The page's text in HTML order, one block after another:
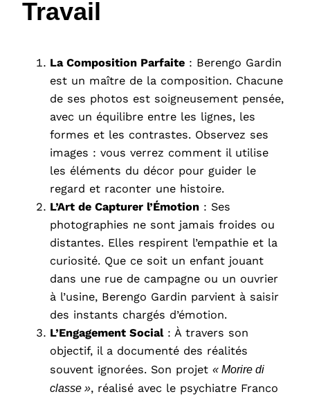
Travail
La Composition Parfaite : Berengo Gardin
est un maître de la composition. Chacune
de ses photos est soigneusement pensée,
avec un équilibre entre les lignes, les
formes et les contrastes. Observez ses
images : vous verrez comment il utilise
les éléments du décor pour guider le
regard et raconter une histoire.
L’Art de Capturer l’Émotion : Ses
photographies ne sont jamais froides ou
distantes. Elles respirent l’empathie et la
curiosité. Que ce soit un enfant jouant
dans une rue de campagne ou un ouvrier
à l’usine, Berengo Gardin parvient à saisir
des instants chargés d’émotion.
L’Engagement Social: À travers son
objectif, il a documenté des réalités
souvent ignorées. Son projet « Morire di
classe », réalisé avec le psychiatre Franco